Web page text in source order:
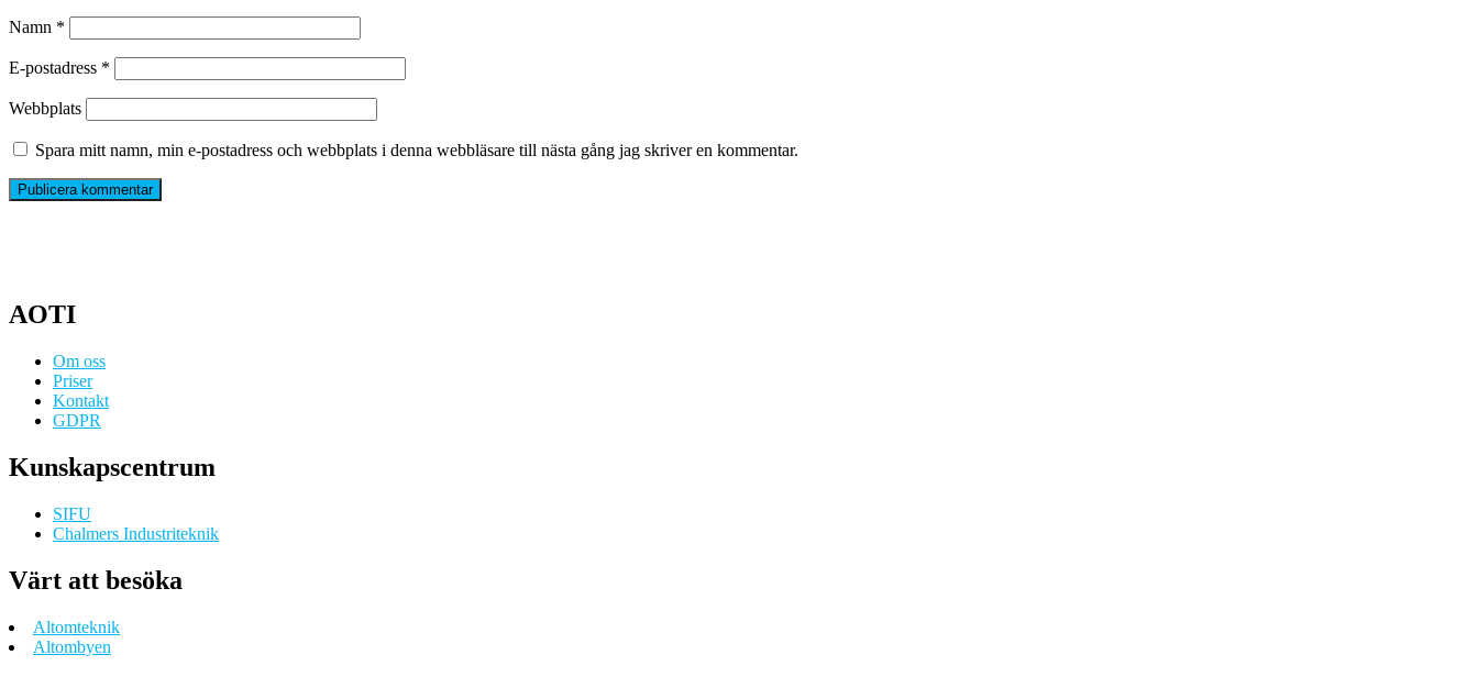
Namn *
E-postadress *
Webbplats
Spara mitt namn, min e-postadress och webbplats i denna webbläsare till nästa gång jag skriver en kommentar.
AOTI
Om oss
Priser
Kontakt
GDPR
Kunskapscentrum
SIFU
Chalmers Industriteknik
Värt att besöka
Altomteknik
Altombyen